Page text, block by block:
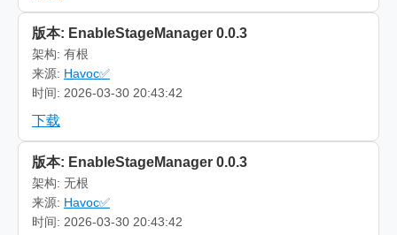
版本: EnableStageManager 0.0.3
架构: 有根
来源: Havoc✅
时间: 2026-03-30 20:43:42
下载
版本: EnableStageManager 0.0.3
架构: 无根
来源: Havoc✅
时间: 2026-03-30 20:43:42